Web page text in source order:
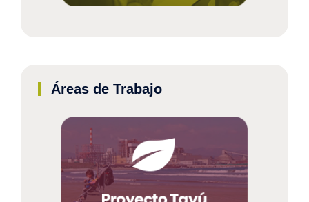
Áreas de Trabajo